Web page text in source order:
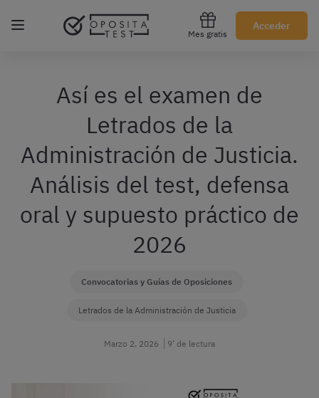
Mes gratis
Acceder
Regístrate gratis
Así es el examen de
Letrados de la
Administración de Justicia.
Análisis del test, defensa
oral y supuesto práctico de
2026
Convocatorias y Guías de Oposiciones
Letrados de la Administración de Justicia
Marzo 2, 2026 9’ de lectura